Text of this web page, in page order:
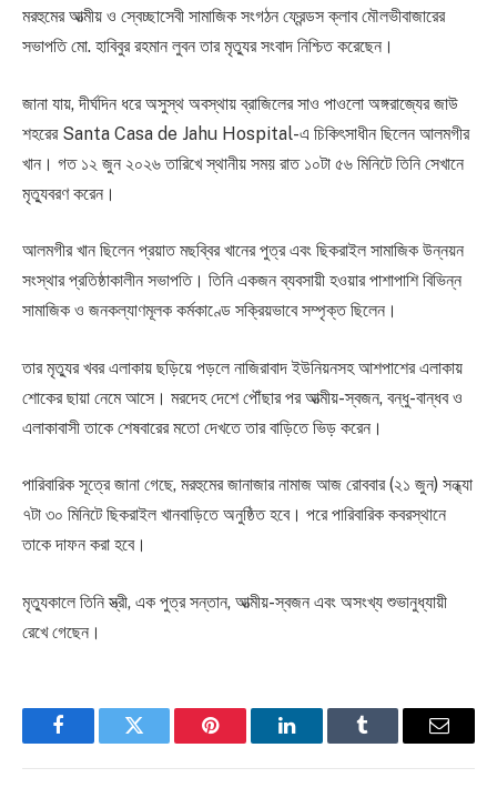
মরহুমের আত্মীয় ও স্বেচ্ছাসেবী সামাজিক সংগঠন ফ্রেন্ডস ক্লাব মৌলভীবাজারের
সভাপতি মো. হাবিবুর রহমান লুবন তার মৃত্যুর সংবাদ নিশ্চিত করেছেন।
জানা যায়, দীর্ঘদিন ধরে অসুস্থ অবস্থায় ব্রাজিলের সাও পাওলো অঙ্গরাজ্যের জাউ
শহরের Santa Casa de Jahu Hospital-এ চিকিৎসাধীন ছিলেন আলমগীর
খান। গত ১২ জুন ২০২৬ তারিখে স্থানীয় সময় রাত ১০টা ৫৬ মিনিটে তিনি সেখানে
মৃত্যুবরণ করেন।
আলমগীর খান ছিলেন প্রয়াত মছব্বির খানের পুত্র এবং ছিকরাইল সামাজিক উন্নয়ন
সংস্থার প্রতিষ্ঠাকালীন সভাপতি। তিনি একজন ব্যবসায়ী হওয়ার পাশাপাশি বিভিন্ন
সামাজিক ও জনকল্যাণমূলক কর্মকাণ্ডে সক্রিয়ভাবে সম্পৃক্ত ছিলেন।
তার মৃত্যুর খবর এলাকায় ছড়িয়ে পড়লে নাজিরাবাদ ইউনিয়নসহ আশপাশের এলাকায়
শোকের ছায়া নেমে আসে। মরদেহ দেশে পৌঁছার পর আত্মীয়-স্বজন, বন্ধু-বান্ধব ও
এলাকাবাসী তাকে শেষবারের মতো দেখতে তার বাড়িতে ভিড় করেন।
পারিবারিক সূত্রে জানা গেছে, মরহুমের জানাজার নামাজ আজ রোববার (২১ জুন) সন্ধ্যা
৭টা ৩০ মিনিটে ছিকরাইল খানবাড়িতে অনুষ্ঠিত হবে। পরে পারিবারিক কবরস্থানে
তাকে দাফন করা হবে।
মৃত্যুকালে তিনি স্ত্রী, এক পুত্র সন্তান, আত্মীয়-স্বজন এবং অসংখ্য শুভানুধ্যায়ী
রেখে গেছেন।
FacebookTwitter Pinterest LinkedInTumblr Email